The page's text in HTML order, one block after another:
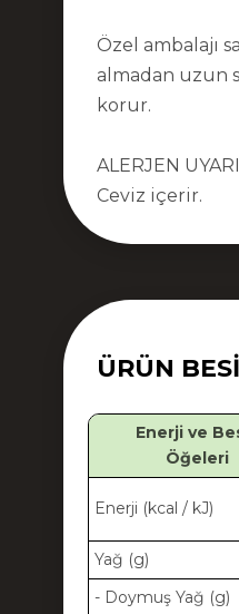
Özel ambalajı
almadan uzun
korur.
ALERJEN
Ceviz içerir.
ÜRÜN
Enerji ve
Öğeleri
Enerji (kcal / kJ)
Yağ (g)
- Doymuş Yağ (g)